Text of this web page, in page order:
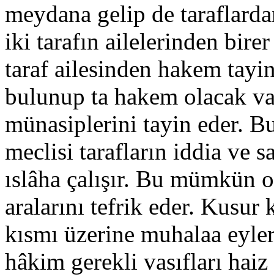
meydana gelip de
iki tarafın ailelerinden
taraf ailesinden hakem
bulunup ta hakem olacak
münasiplerini tayin eder.
meclisi tarafların iddia ve
ıslâha çalışır. Bu mümkün
aralarını tefrik eder. Kusur
kısmı üzerine muhalaa
hâkim gerekli vasıfları